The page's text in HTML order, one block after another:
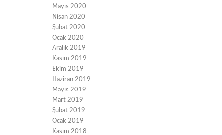
Mayıs 2020
Nisan 2020
Şubat 2020
Ocak 2020
Aralık 2019
Kasım 2019
Ekim 2019
Haziran 2019
Mayıs 2019
Mart 2019
Şubat 2019
Ocak 2019
Kasım 2018